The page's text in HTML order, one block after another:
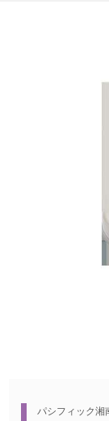
パシフィック湘